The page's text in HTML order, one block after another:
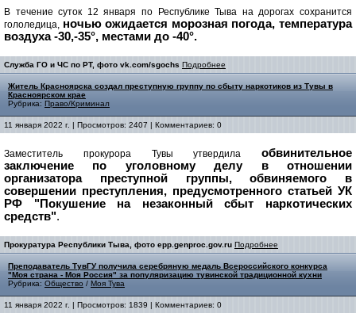
В течение суток 12 января по Республике Тыва на дорогах сохранится
гололедица, ночью ожидается морозная погода, температура
воздуха -30,-35°, местами до -40°.
Служба ГО и ЧС по РТ, фото vk.com/sgochs Подробнее
Житель Красноярска создал преступную группу по сбыту наркотиков из Тувы в
Красноярском крае
Рубрика: Право/Криминал
11 января 2022 г. | Просмотров: 2407 | Комментариев: 0
Заместитель прокурора Тувы утвердила обвинительное
заключение по уголовному делу в отношении
организатора преступной группы, обвиняемого в
совершении преступления, предусмотренного статьей УК
РФ "Покушение на незаконный сбыт наркотических
средств".
Прокуратура Республики Тыва, фото epp.genproc.gov.ru Подробнее
Преподаватель ТувГУ получила серебряную медаль Всероссийского конкурса
"Моя страна - Моя Россия" за популяризацию тувинской традиционной кухни
Рубрика: Общество / Моя Тува
11 января 2022 г. | Просмотров: 1839 | Комментариев: 0